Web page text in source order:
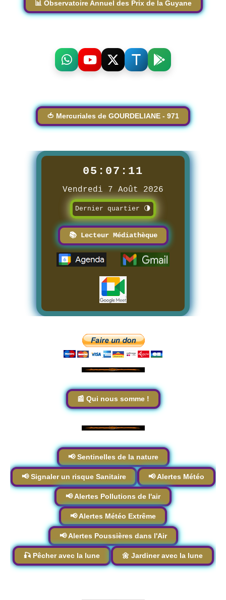
📊 Observatoire Annuel des Prix de la Guyane
🍅 Mercuriales de GOURDELIANE - 971
05:07:12
Vendredi 7 Août 2026
Dernier quartier 🌗
📚 Lecteur Médiathèque
📰 Qui nous somme !
📢 Sentinelles de la nature
📢 Signaler un risque Sanitaire 📢 Alertes Météo
📢 Alertes Pollutions de l'air
📢 Alertes Météo Extrême
📢 Alertes Poussières dans l'Air
🎣 Pêcher avec la lune 🌼 Jardiner avec la lune